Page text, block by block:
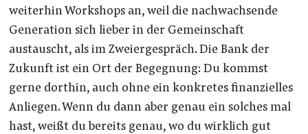
weiterhin Workshops an, weil die nachwachsende
Generation sich lieber in der Gemeinschaft
austauscht, als im Zweiergespräch. Die Bank der
Zukunft ist ein Ort der Begegnung: Du kommst
gerne dorthin, auch ohne ein konkretes finanzielles
Anliegen. Wenn du dann aber genau ein solches mal
hast, weißt du bereits genau, wo du wirklich gut